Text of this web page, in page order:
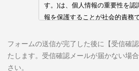
す。)は、個人情報の重要性を認
報を保護することが社会的責務
遵守し、当社で取扱う個人情報
用、管理を適正に行います。
フォームの送信が完了した後に【受信確
たします。受信確認メールが届かない場
さい。